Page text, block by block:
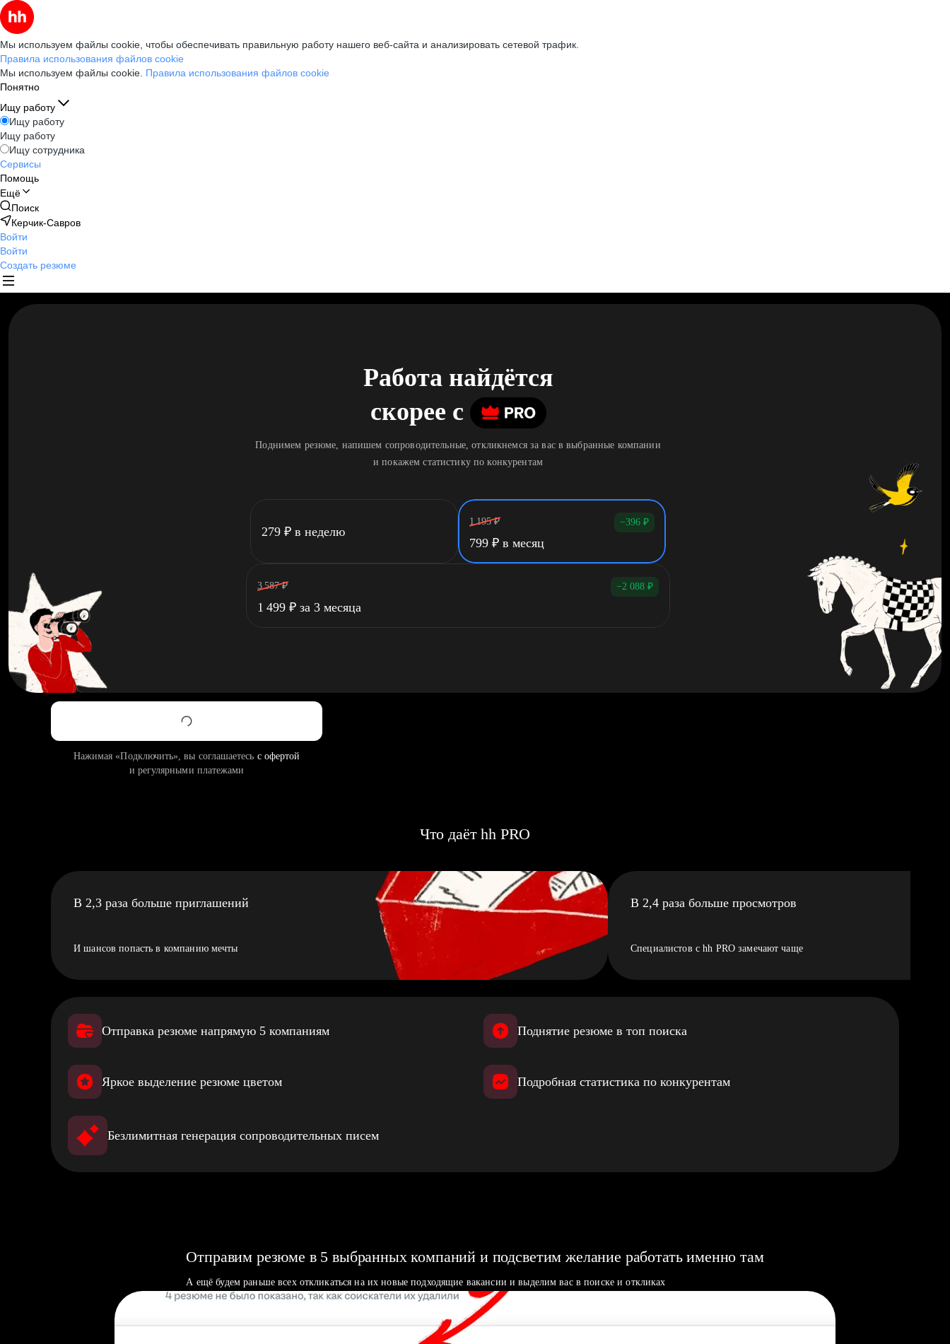
Мы используем файлы cookie, чтобы обеспечивать правильную работу нашего веб-сайта и анализировать сетевой трафик.
Правила использования файлов cookie
Мы используем файлы cookie. Правила использования файлов cookie
Понятно
Ищу работу
Ищу работу
Ищу работу
Ищу сотрудника
Сервисы
Помощь
Ещё
Поиск
Керчик-Савров
Войти
Войти
Создать резюме
Работа найдётся
скорее c
Поднимем резюме, напишем сопроводительные, откликнемся за вас в выбранные компании
и покажем статистику по конкурентам
279 ₽ в неделю
1 195 ₽ −396 ₽
799 ₽ в месяц
3 587 ₽ −2 088 ₽
1 499 ₽ за 3 месяца
Нажимая «Подключить», вы соглашаетесь с офертой
и регулярными платежами
Что даёт hh PRO
В 2,3 раза больше приглашений
И шансов попасть в компанию мечты
В 2,4 раза больше просмотров
Специалистов с hh PRO замечают чаще
Отправка резюме напрямую 5 компаниям Поднятие резюме в топ поиска
Яркое выделение резюме цветом Подробная статистика по конкурентам
Безлимитная генерация сопроводительных писем
Отправим резюме в 5 выбранных компаний и подсветим желание работать именно там
А ещё будем раньше всех откликаться на их новые подходящие вакансии и выделим вас в поиске и откликах